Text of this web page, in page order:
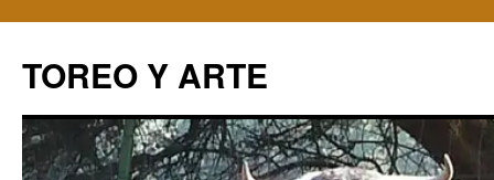
TOREO Y ARTE